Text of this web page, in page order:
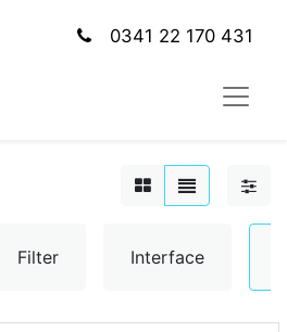
0341 22 170 431
Filter Interface